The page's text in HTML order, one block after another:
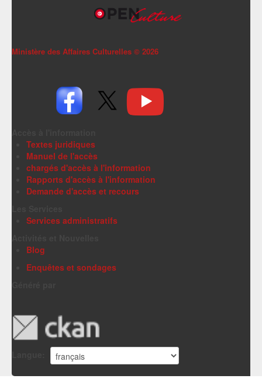
Ministère des Affaires Culturelles © 2026
Textes juridiques
Manuel de l'accès
chargés d'accès à l'information
Rapports d'accès à l'information
Demande d'accès et recours
Services administratifs
Blog
Enquêtes et sondages